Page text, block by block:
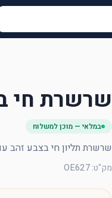
שרשרת חי
במלאי — מוכן למשלוח
שרשרת תליון חי בצבע זהב
מק"ט:
OE627